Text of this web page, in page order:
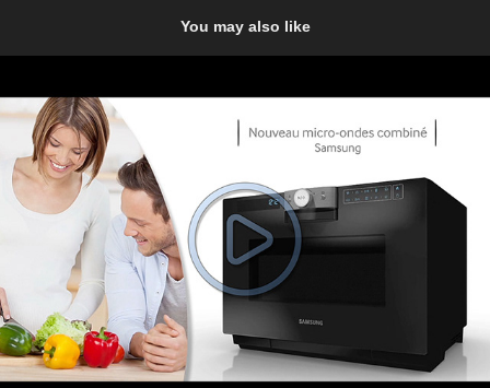
You may also like
Samsung Micro-ondes combiné
2013